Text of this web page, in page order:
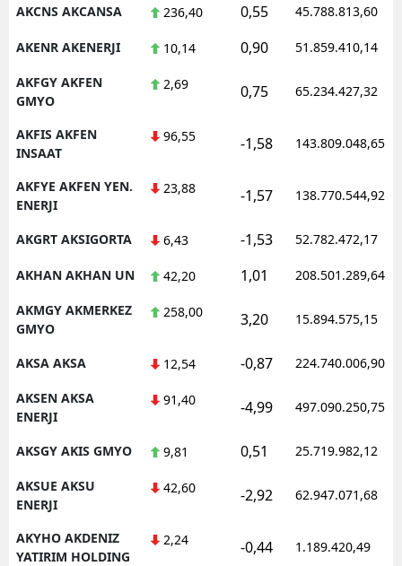
AKCNS AKCANSA 236,40 0,55 45.788.813,60
AKENR AKENERJI 10,14 0,90 51.859.410,14
AKFGY AKFEN
GMYO
2,69 0,75 65.234.427,32
AKFIS AKFEN
INSAAT
96,55 -1,58 143.809.048,65
AKFYE AKFEN YEN.
ENERJI
23,88 -1,57 138.770.544,92
AKGRT AKSIGORTA 6,43 -1,53 52.782.472,17
AKHAN AKHAN UN 42,20 1,01 208.501.289,64
AKMGY AKMERKEZ
GMYO
258,00 3,20 15.894.575,15
AKSA AKSA 12,54 -0,87 224.740.006,90
AKSEN AKSA
ENERJI
91,40 -4,99 497.090.250,75
AKSGY AKIS GMYO 9,81 0,51 25.719.982,12
AKSUE AKSU
ENERJI
42,60 -2,92 62.947.071,68
AKYHO AKDENIZ
YATIRIM HOLDING
2,24 -0,44 1.189.420,49